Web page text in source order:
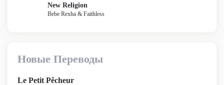
New Religion
Bebe Rexha & Faithless
Новые Переводы
Le Petit Pêcheur